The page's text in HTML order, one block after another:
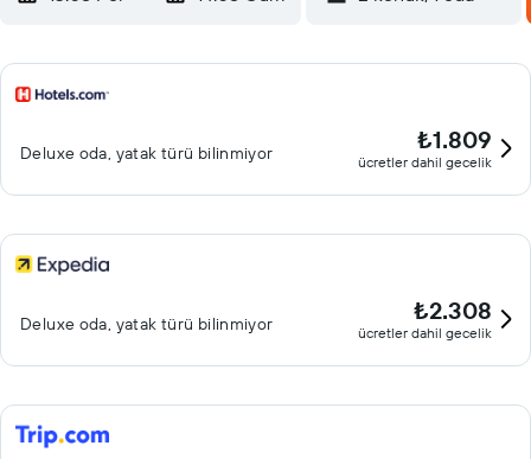
Deluxe oda, yatak türü bilinmiyor ₺1.809
ücretler dahil gecelik
Deluxe oda, yatak türü bilinmiyor ₺2.308
ücretler dahil gecelik